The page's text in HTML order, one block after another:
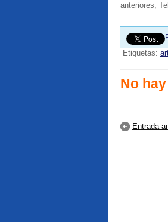
anteriores,
Etiquetas:
No
Entrada